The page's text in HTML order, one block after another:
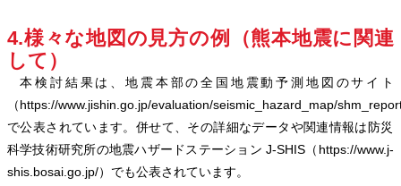
4.様々な地図の見方の例（熊本地震に関連
して）
本検討結果は、地震本部の全国地震動予測地図のサイト
（https://www.jishin.go.jp/evaluation/seismic_hazard_map/
で公表されています。併せて、その詳細なデータや関連情報は防災
科学技術研究所の地震ハザードステーション J-SHIS（https://www.j-
shis.bosai.go.jp/）でも公表されています。